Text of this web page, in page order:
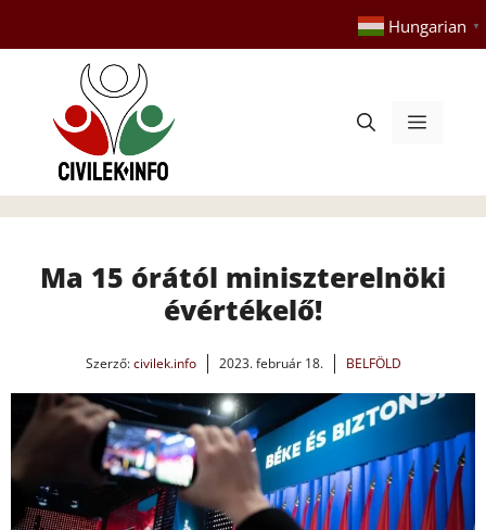
tartalomba
Hungarian ▼
Menü
Ma 15 órától miniszterelnöki
évértékelő!
Szerző:civilek.info 2023. február 18. BELFÖLD